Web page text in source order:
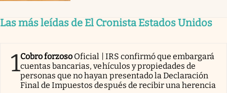
Las más leídas de El Cronista Estados Unidos
1Cobro forzoso Oficial | IRS confirmó que embargará
cuentas bancarias, vehículos y propiedades de
personas que no hayan presentado la Declaración
Final de Impuestos después de recibir una herencia